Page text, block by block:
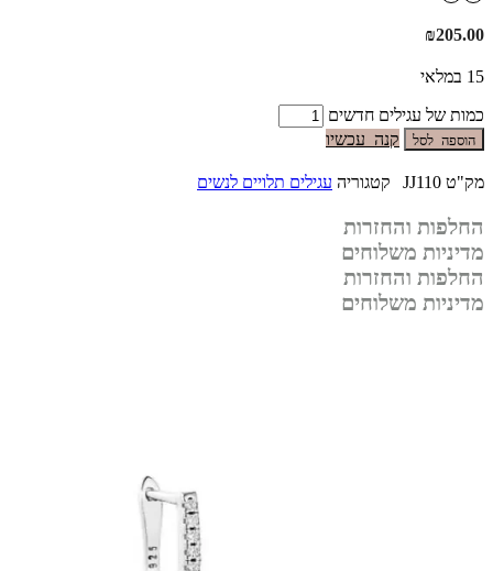
₪205.00
15 במלאי
כמות של עגילים חדשים
הוספה לסל קנה עכשיו
מק"ט JJ110 קטגוריה עגילים תלויים לנשים
החלפות והחזרות
מדיניות משלוחים
החלפות והחזרות
מדיניות משלוחים